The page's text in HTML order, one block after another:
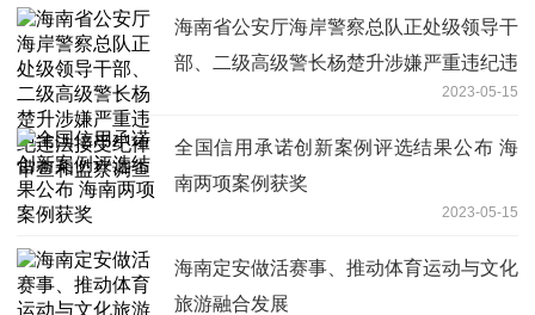
海南省公安厅海岸警察总队正处级领导干
部、二级高级警长杨楚升涉嫌严重违纪违
2023-05-15
全国信用承诺创新案例评选结果公布 海
南两项案例获奖
2023-05-15
海南定安做活赛事、推动体育运动与文化
旅游融合发展